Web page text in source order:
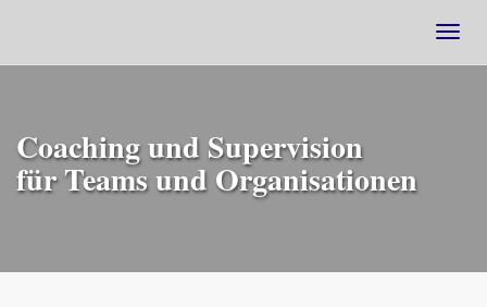
Coaching und Supervision
für Teams und Organisationen